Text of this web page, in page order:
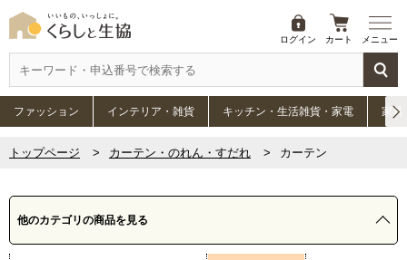
ログイン カート メニュー
ファッション インテリア・雑貨 キッチン・生活雑貨・家電 家具
トップページ カーテン・のれん・すだれ カーテン
他のカテゴリの商品を見る